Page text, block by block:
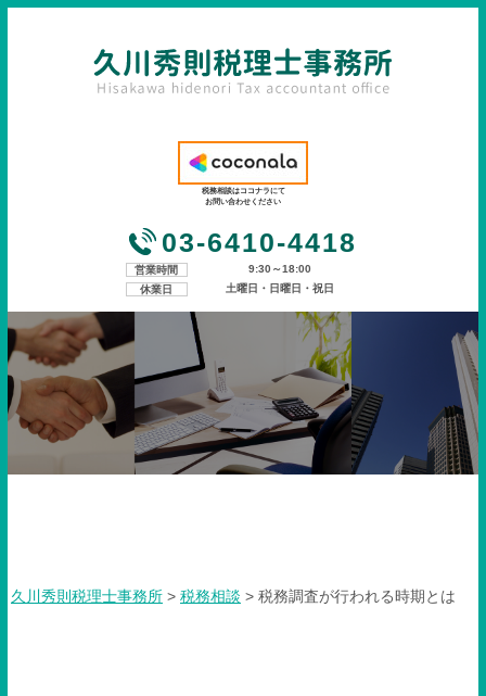
税務相談はココナラにて
お問い合わせください
03-6410-4418
営業時間
9:30～18:00
休業日
土曜日・日曜日・祝日
久川秀則税理士事務所 > 税務相談 > 税務調査が行われる時期とは